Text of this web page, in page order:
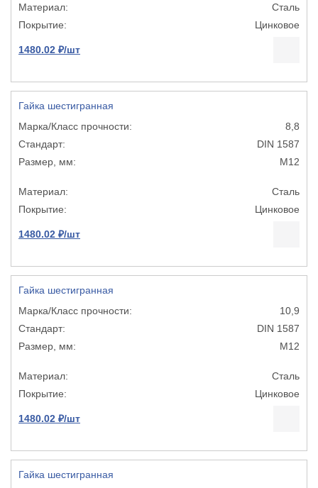
Сталь
Цинковое
1480.02 ₽/шт
Гайка шестигранная
8,8
DIN 1587
М12
Сталь
Цинковое
1480.02 ₽/шт
Гайка шестигранная
10,9
DIN 1587
М12
Сталь
Цинковое
1480.02 ₽/шт
Гайка шестигранная